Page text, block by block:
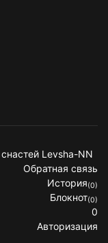
Levsha-NN
Обратная связь
История(0)
Блокнот(0)
0
Авторизация